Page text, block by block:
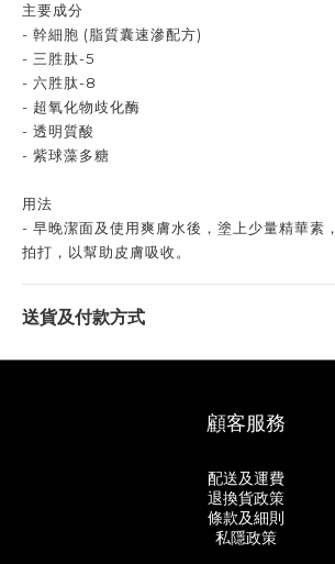
主要成分
- 幹細胞 (脂質囊速滲配方)
- 三胜肽-5
- 六胜肽-8
- 超氧化物歧化酶
- 透明質酸
- 紫球藻多糖
用法
- 早晚潔面及使用爽膚水後，塗上少量精華素
拍打，以幫助皮膚吸收。
送貨及付款方式
顧客服務
配送及運費
退換貨政策
條款及細則
私隱政策